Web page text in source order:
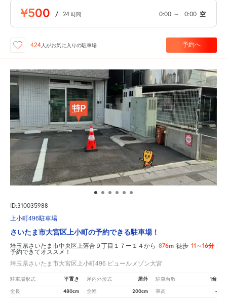
¥500 / 24 時間 0:00 ～ 0:00 空
424 人がお気に入りの駐車場 予約へ
ID:310035988
上小町496駐車場
さいたま市大宮区上小町の予約できる駐車場！
埼玉県さいたま市中央区上落合９丁目１７ー１４から 876m 徒歩 11～16分
予約できてオススメ！
埼玉県さいたま市大宮区上小町496 ピュールメゾン大宮
駐車場形式 平置き 屋内外形式 屋外 駐車台数 1台
全長 480cm 全幅 200cm 車高 -